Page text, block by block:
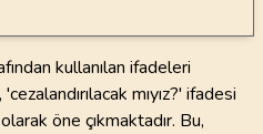
kullanılan ifadeleri
mıyız?' ifadesi
öne çıkmaktadır. Bu,